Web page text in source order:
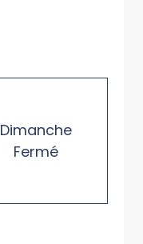
Dimanche
Fermé